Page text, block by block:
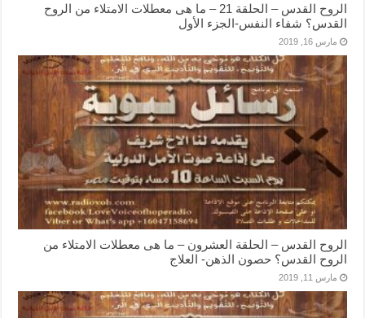
الروح القدس – الحلقة 21 – ما هى معطلات الامتلاء من الروح
القدس؟ شفاء النفس-الجزء الأول
مارس 16, 2019
الروح القدس – الحلقة العشرون – ما هى معطلات الامتلاء من
الروح القدس؟ حصون الذهن- العلاج
مارس 11, 2019